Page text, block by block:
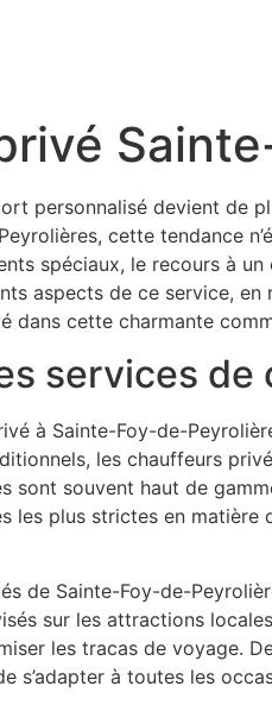
personnalisé devient de
cette tendance
spéciaux, le recours à
aspects de ce service,
dans cette charmante
services de
à Sainte-Foy-de-
les chauffeurs
sont souvent haut de
les plus strictes en
de Sainte-Foy-de-
sur les attractions
les tracas de voyage.
s’adapter à toutes les